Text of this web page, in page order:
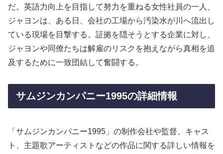
だ。英語力向上を目指して努力を重ねる女性社員の一人、
ジャヨンは、ある日、会社の工場から汚染水が川へ流出し
ている現場を目撃する。証拠を隠そうとする企業に対し、
ジャヨンや同僚たちは解雇のリスクを抱えながら真相を追
及するために一致団結して奮闘する。
サムジンカンパニー1995の詳細情報
「サムジンカンパニー1995」の制作会社や監督、キャス
ト、主題歌アーティストなどの作品に関する詳しい情報を